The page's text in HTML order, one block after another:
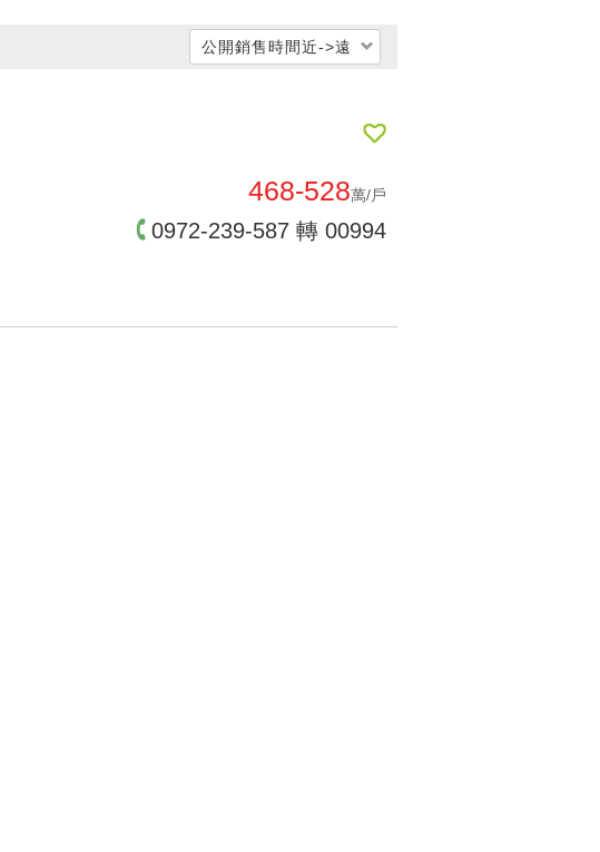
公開銷售時間近->遠
公開銷售時間近->遠
交屋時間遠->近
0972-239-587 轉 00994
468-528萬/戶